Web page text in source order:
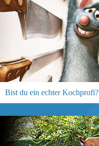
Bist du ein echter Kochprofi?